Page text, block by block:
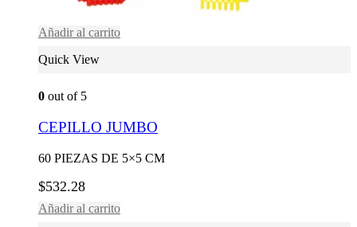
Añadir al carrito
Quick View
0 out of 5
CEPILLO JUMBO
60 PIEZAS DE 5×5 CM
$532.28
Añadir al carrito